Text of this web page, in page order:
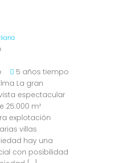
5 años tiempo
La gran
espectacular
25.000 m²
explotación
villas
hay una
con posibilidad